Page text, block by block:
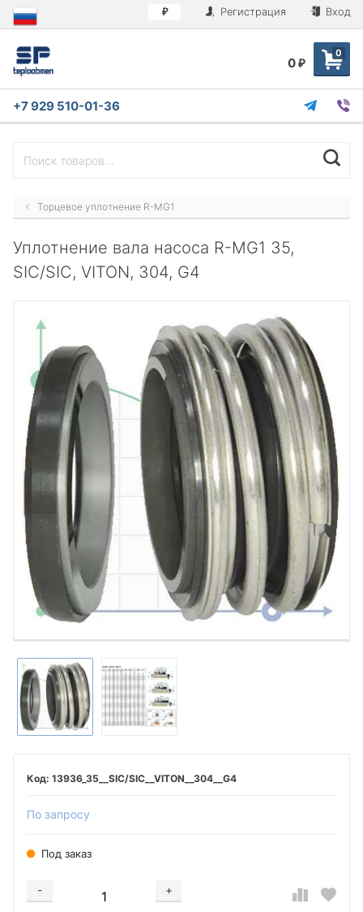
₽ Регистрация Вход
0
0 ₽
+7 929 510-01-36
Торцевое уплотнение R-MG1
Уплотнение вала насоса R-MG1 35,
SIC/SIC, VITON, 304, G4
13936_35__SIC/SIC__VITON__304__G4
По запросу
Под заказ
-
+
Добавляется...
Добавлен